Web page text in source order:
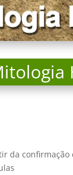
da confirmação